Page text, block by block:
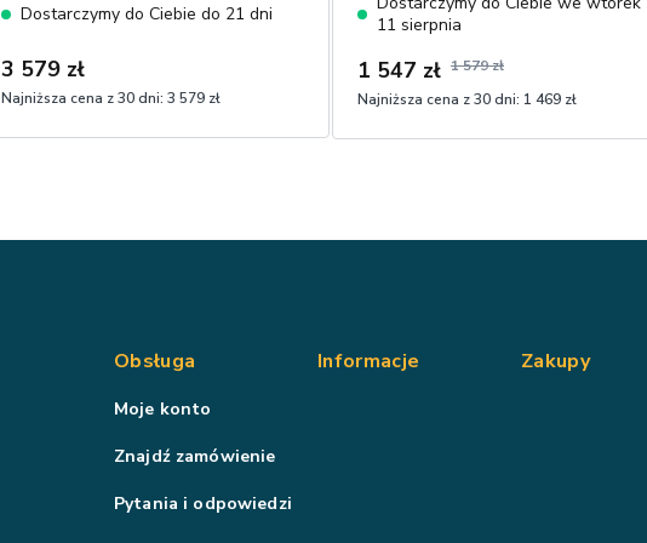
elementy w kolorze czarnym,
przyjemna w dotyku boucle
Dostarczymy do Ciebie do 21 dni
3 579 zł
Najniższa cena z 30 dni: 3 579 zł
111x196 cm, przyjemny w dotyku
sztruks
11 sierpnia
1 547 zł 1 579 zł
Najniższa cena z 30 dni: 1 469 zł
Obsługa
Moje konto
Znajdź zamówienie
Pytania i odpowiedzi
Informacje Zakupy